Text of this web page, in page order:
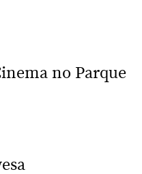
no Parque